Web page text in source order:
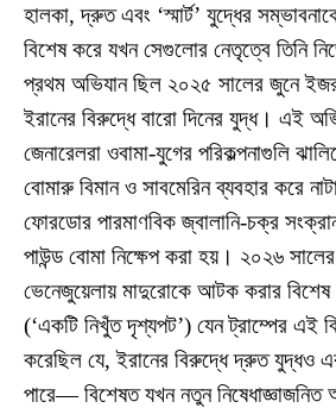
হালকা, দ্রুত এবং ‘স্মার্ট’ যুদ্ধের
বিশেষ করে যখন সেগুলোর নেতৃত্বে তিনি
প্রথম অভিযান ছিল ২০২৫ সালের জুনে
ইরানের বিরুদ্ধে বারো দিনের যুদ্ধ। এই
জেনারেলরা ওবামা-যুগের পরিকল্পনাগুলি
বোমারু বিমান ও সাবমেরিন ব্যবহার করে
ফোরডোর পারমাণবিক জ্বালানি-চক্র
পাউন্ড বোমা নিক্ষেপ করা হয়। ২০২৬
ভেনেজুয়েলায় মাদুরোকে আটক করার বিশেষ
(‘একটি নিখুঁত দৃশ্যপট’) যেন ট্রাম্পের এই
করেছিল যে, ইরানের বিরুদ্ধে দ্রুত যুদ্ধও
পারে— বিশেষত যখন নতুন নিষেধাজ্ঞাজনিত